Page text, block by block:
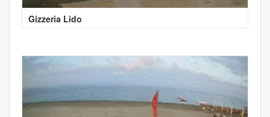
Gizzeria Lido